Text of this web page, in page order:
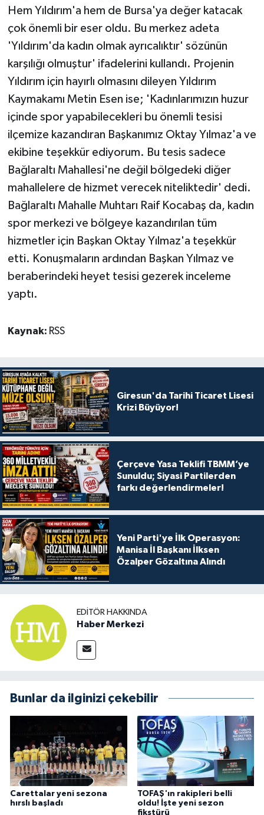
Hem Yıldırım'a hem de Bursa'ya değer katacak
çok önemli bir eser oldu. Bu merkez adeta
'Yıldırım'da kadın olmak ayrıcalıktır' sözünün
karşılığı olmuştur' ifadelerini kullandı. Projenin
Yıldırım için hayırlı olmasını dileyen Yıldırım
Kaymakamı Metin Esen ise; 'Kadınlarımızın huzur
içinde spor yapabilecekleri bu önemli tesisi
ilçemize kazandıran Başkanımız Oktay Yılmaz'a ve
ekibine teşekkür ediyorum. Bu tesis sadece
Bağlaraltı Mahallesi'ne değil bölgedeki diğer
mahallelere de hizmet verecek niteliktedir' dedi.
Bağlaraltı Mahalle Muhtarı Raif Kocabaş da, kadın
spor merkezi ve bölgeye kazandırılan tüm
hizmetler için Başkan Oktay Yılmaz'a teşekkür
etti. Konuşmaların ardından Başkan Yılmaz ve
beraberindeki heyet tesisi gezerek inceleme
yaptı.
Kaynak: RSS
Giresun'da Tarihi Ticaret Lisesi
Krizi Büyüyor!
Çerçeve Yasa Teklifi TBMM’ye
Sunuldu; Siyasi Partilerden
farkı değerlendirmeler!
Yeni Parti'ye İlk Operasyon:
Manisa İl Başkanı İlksen
Özalper Gözaltına Alındı
EDITÖR HAKKINDA
Haber Merkezi
Bunlar da ilginizi çekebilir
Carettalar yeni sezona
hırslı başladı
TOFAŞ'ın rakipleri belli
oldu! İşte yeni sezon
fikstürü